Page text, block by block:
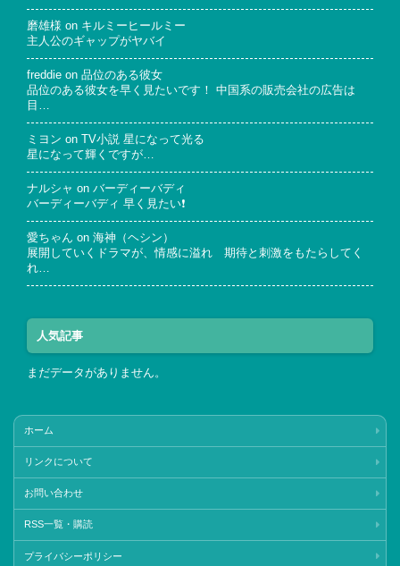
磨雄様 on キルミーヒールミー
主人公のギャップがヤバイ
freddie on 品位のある彼女
品位のある彼女を早く見たいです！ 中国系の販売会社の広告は
目…
ミヨン on
TV小説 星になって光る
星になって輝くですが…
ナルシャ on バーディーバディ
バーディーバディ 早く見たい❗
愛ちゃん on 海神（ヘシン）
展開していくドラマが、情感に溢れ 期待と刺激をもたらしてく
れ…
人気記事
まだデータがありません。
ホーム
リンクについて
お問い合わせ
RSS一覧・購読
プライバシーポリシー